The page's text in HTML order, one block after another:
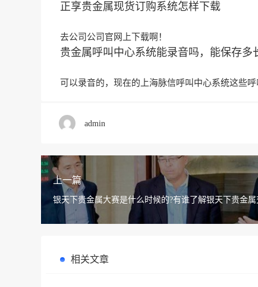
正享贵金属现货订购系统怎样下载
去公司公司官网上下载啊！
贵金属呼叫中心系统能录音吗，能保存多
可以录音的，现在的上海脉信呼叫中心系统这些
admin
上一篇
银天下贵金属大赛是什么时候的?有谁了解银天下贵金属
相关文章